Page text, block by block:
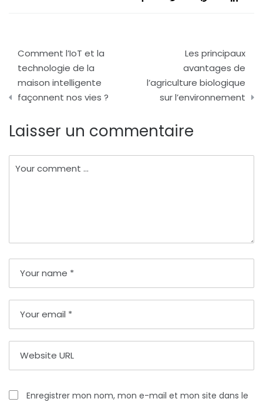
Navigation
de
l’article
Comment l’IoT et la
technologie de la
maison intelligente
façonnent nos vies ?
Les principaux
avantages de
l’agriculture biologique
sur l’environnement
Laisser un commentaire
Enregistrer mon nom, mon e-mail et mon site dans le